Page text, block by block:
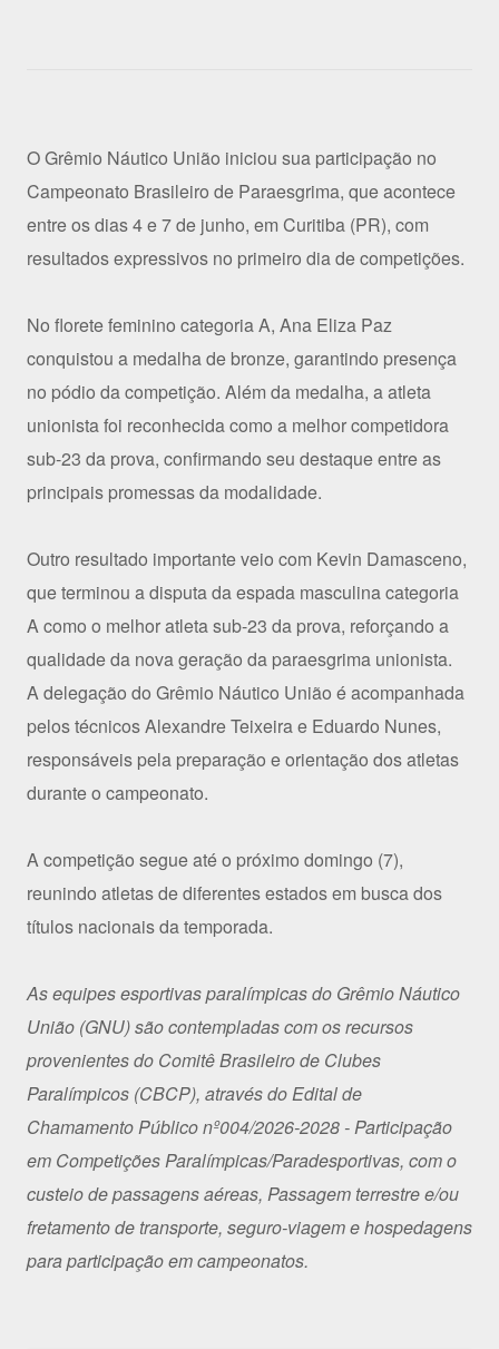
O Grêmio Náutico União iniciou sua participação no
Campeonato Brasileiro de Paraesgrima, que acontece
entre os dias 4 e 7 de junho, em Curitiba (PR), com
resultados expressivos no primeiro dia de competições.
No florete feminino categoria A, Ana Eliza Paz
conquistou a medalha de bronze, garantindo presença
no pódio da competição. Além da medalha, a atleta
unionista foi reconhecida como a melhor competidora
sub-23 da prova, confirmando seu destaque entre as
principais promessas da modalidade.
Outro resultado importante veio com Kevin Damasceno,
que terminou a disputa da espada masculina categoria
A como o melhor atleta sub-23 da prova, reforçando a
qualidade da nova geração da paraesgrima unionista.
A delegação do Grêmio Náutico União é acompanhada
pelos técnicos Alexandre Teixeira e Eduardo Nunes,
responsáveis pela preparação e orientação dos atletas
durante o campeonato.
A competição segue até o próximo domingo (7),
reunindo atletas de diferentes estados em busca dos
títulos nacionais da temporada.
As equipes esportivas paralímpicas do Grêmio Náutico
União (GNU) são contempladas com os recursos
provenientes do Comitê Brasileiro de Clubes
Paralímpicos (CBCP), através do Edital de
Chamamento Público nº004/2026-2028 - Participação
em Competições Paralímpicas/Paradesportivas, com o
custeio de passagens aéreas, Passagem terrestre e/ou
fretamento de transporte, seguro-viagem e hospedagens
para participação em campeonatos.